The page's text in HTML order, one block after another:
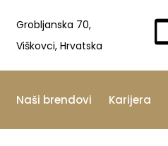
Grobljanska 70,
Viškovci, Hrvatska
Naši brendovi Karijera